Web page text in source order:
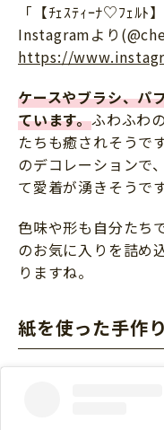
「【ﾁｪｽﾃｨｰﾅ♡ﾌｪﾙﾄ
Instagramより
https://
ケースやブラシ、パ
ています。ふわふわ
たちも癒されそうで
のデコレーションで
て愛着が湧きそうです
色味や形も自分たち
のお気に入りを詰め
りますね。
紙を使った手作